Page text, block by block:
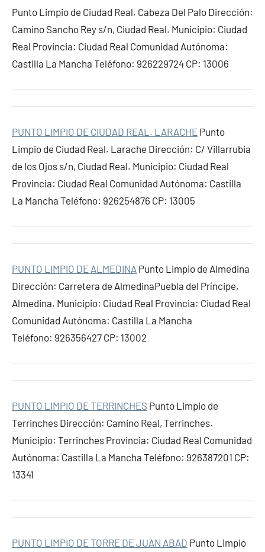
Punto Limpio de Ciudad Real. Cabeza Del Palo Dirección:
Camino Sancho Rey s/n, Ciudad Real. Municipio: Ciudad
Real Provincia: Ciudad Real Comunidad Autónoma:
Castilla La Mancha Teléfono: 926229724 CP: 13006
PUNTO LIMPIO DE CIUDAD REAL. LARACHE Punto
Limpio de Ciudad Real. Larache Dirección: C/ Villarrubia
de los Ojos s/n, Ciudad Real. Municipio: Ciudad Real
Provincia: Ciudad Real Comunidad Autónoma: Castilla
La Mancha Teléfono: 926254876 CP: 13005
PUNTO LIMPIO DE ALMEDINA Punto Limpio de Almedina
Dirección: Carretera de AlmedinaPuebla del Príncipe,
Almedina. Municipio: Ciudad Real Provincia: Ciudad Real
Comunidad Autónoma: Castilla La Mancha
Teléfono: 926356427 CP: 13002
PUNTO LIMPIO DE TERRINCHES Punto Limpio de
Terrinches Dirección: Camino Real, Terrinches.
Municipio: Terrinches Provincia: Ciudad Real Comunidad
Autónoma: Castilla La Mancha Teléfono: 926387201 CP:
13341
PUNTO LIMPIO DE TORRE DE JUAN ABAD Punto Limpio